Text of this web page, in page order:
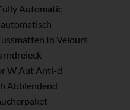
Automatic
In Velours
W Aut Anti-d
Abblendend